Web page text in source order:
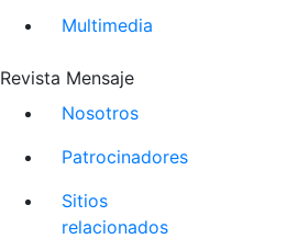
Multimedia
Revista Mensaje
Nosotros
Patrocinadores
Sitios
relacionados